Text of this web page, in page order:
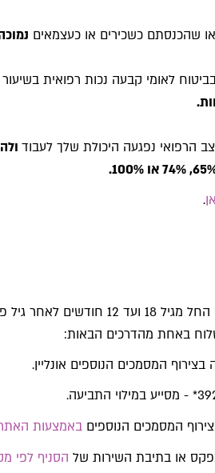
שהכנסתם כשכירים או כעצמאים
לאומי קבעה נכות רפואית בשיעור
הרפואי נפגעה היכולת שלך לעבוד
.
לאחר גיל פרישה.
באחת מהדרכים הבאות:
בצירוף המסמכים הנוספים אונליין.
המסמכים הנוספים באמצעות
או בתיבת השירות של הסניף לפי